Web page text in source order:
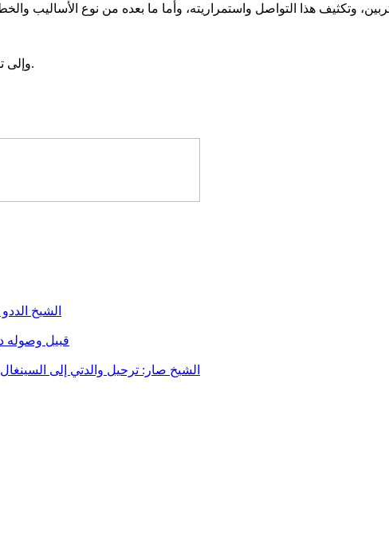
وإلى تدوينة ثانية قادمة عن الشباب المسلم ومشكلات المنهج.
الشيخ
قبيل وصوله
الشيخ صار: ترحيل والدتي إلى